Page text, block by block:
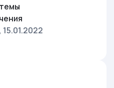
, 15.01.2022